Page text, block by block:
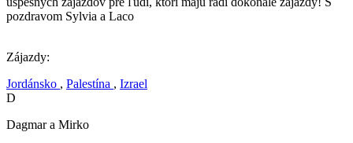
pozdravom Sylvia a Laco
Zájazdy:
Jordánsko , Palestína , Izrael
D
Dagmar a Mirko